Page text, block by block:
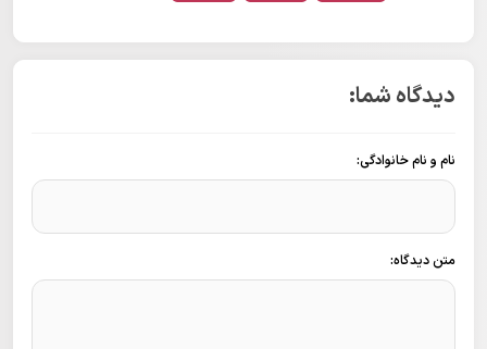
دیدگاه شما:
نام و نام خانوادگی:
متن دیدگاه: